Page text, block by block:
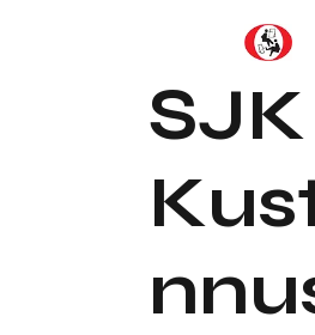
SJK